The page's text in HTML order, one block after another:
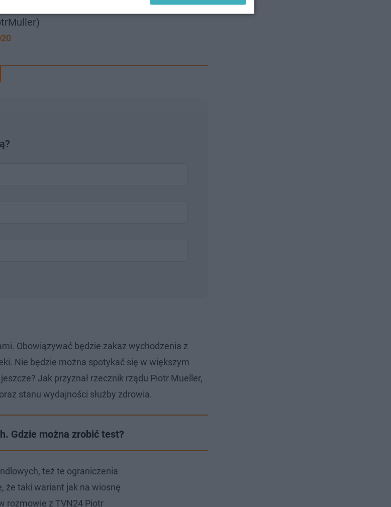
Obowiązywać będzie zakaz wychodzenia z
Nie będzie można spotykać się w większym
Jak przyznał rzecznik rządu Piotr Mueller,
stanu wydajności służby zdrowia.
Gdzie można zrobić test?
też te ograniczenia
że taki wariant jak na wiosnę
rozmowie z TVN24 Piotr